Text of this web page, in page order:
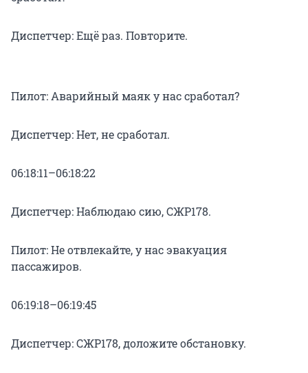
Диспетчер: Ещё раз. Повторите.
Пилот: Аварийный маяк у нас сработал?
Диспетчер: Нет, не сработал.
06:18:11–06:18:22
Диспетчер: Наблюдаю сию, СЖР178.
Пилот: Не отвлекайте, у нас эвакуация
пассажиров.
06:19:18–06:19:45
Диспетчер: СЖР178, доложите обстановку.